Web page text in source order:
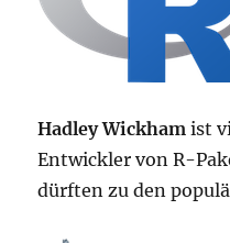
Hadley Wickham ist
Entwickler von R-
dürften zu den